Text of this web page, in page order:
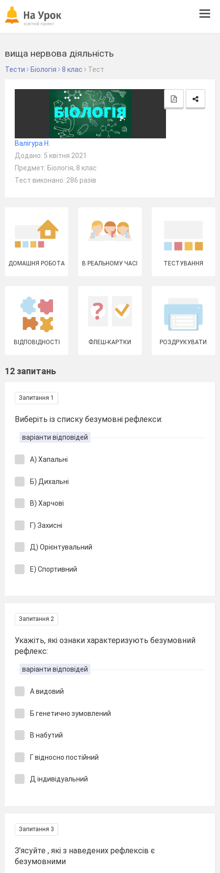
вища нервова діяльність
Тести Біологія 8 клас Тест
Валігура Н.
Додано: 5 квітня 2021
Предмет: Біологія, 8 клас
Тест виконано: 286 разів
ДОМАШНЯ РОБОТА В РЕАЛЬНОМУ ЧАСІ ТЕСТУВАННЯ
ВІДПОВІДНОСТІ ФЛЕШ-КАРТКИ РОЗДРУКУВАТИ
12 запитань
Запитання 1
Виберіть із списку безумовні рефлекси:
варіанти відповідей
А) Хапальні
Б) Дихальні
В) Харчові
Г) Захисні
Д) Орієнтувальний
Е) Спортивний
Запитання 2
Укажіть, які ознаки характеризують безумовний
рефлекс:
варіанти відповідей
А видовий
Б генетично зумовлений
В набутий
Г відносно постійний
Д індивідуальний
Запитання 3
З′ясуйте , які з наведених рефлексів є
безумовними